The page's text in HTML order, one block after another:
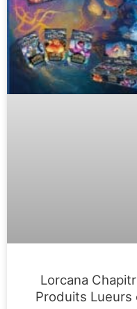
Lorcana
Produits Lueurs